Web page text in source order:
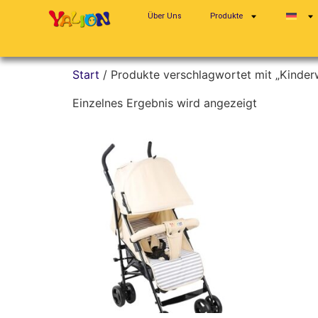
Über Uns Produkte
Start / Produkte verschlagwortet mit
Einzelnes Ergebnis wird angezeigt